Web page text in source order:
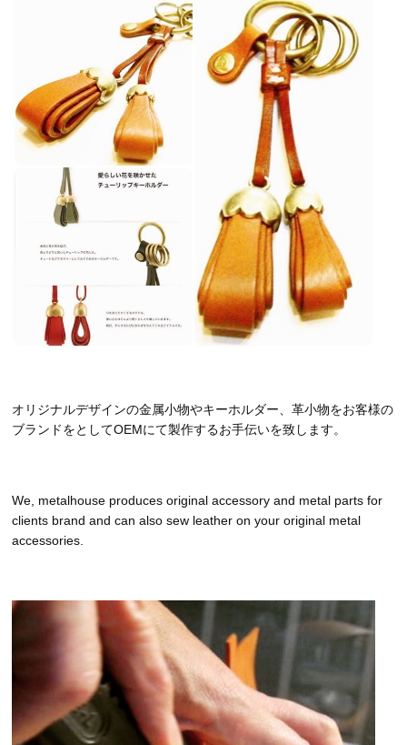
オリジナルデザインの金属小物やキーホルダー、革小物をお客様の
ブランドをとしてOEMにて製作するお手伝いを致します。
We, metalhouse produces original accessory and metal parts for
clients brand and can also sew leather on your original metal
accessories.